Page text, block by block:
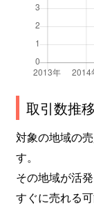
取引数推移
対象の地域の
す。
その地域が活
すぐに売れる